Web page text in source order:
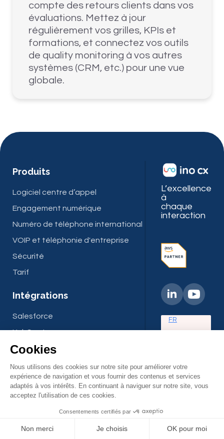
compte des retours clients dans vos
évaluations. Mettez à jour
régulièrement vos grilles, KPIs et
formations, et connectez vos outils
de quality monitoring à vos autres
systèmes (CRM, etc.) pour une vue
globale.
Produits
Logiciel centre d’appel
Engagement numérique
Numéro de téléphone international
VOIP et téléphonie d'entreprise
Sécurité
Tarif
Intégrations
Salesforce
HubSpot
Zendesk
Zoho
Chrome
Une intégration API
ACD
L’excellence
à
chaque
interaction
FR